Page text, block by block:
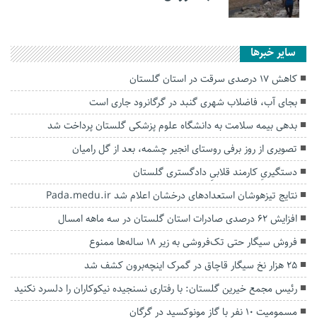
سایر خبرها
کاهش ۱۷ درصدی سرقت در استان گلستان
بجای آب، فاضلاب شهری گنبد در گرگانرود جاری است
بدهی بیمه سلامت به دانشگاه علوم پزشکی گلستان پرداخت شد
تصویری از روز برفی روستای انجیر چشمه، بعد از گل رامیان
دستگیریِ کارمند قلابیِ دادگستری گلستان
نتایج تیزهوشان استعدادهای درخشان اعلام شد Pada.medu.ir
افزایش ۶۲ درصدی صادرات استان گلستان در سه ماهه امسال
فروش سیگار حتی تک‌فروشی به زیر ۱۸ ساله‌ها ممنوع
۲۵ هزار نخ سیگار قاچاق در گمرک اینچه‌برون کشف شد
رئیس مجمع خیرین گلستان: با رفتاری نسنجیده نیکوکاران را دلسرد نکنید
مسمومیت ۱۰ نفر با گاز مونوکسید در گرگان